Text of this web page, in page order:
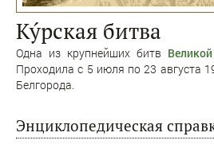
Кýрская битва
Одна из крупнейших битв
Проходила с 5 июля по 23 августа
Белгорода.
Энциклопедическая